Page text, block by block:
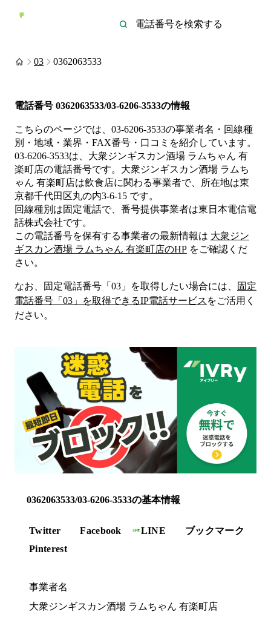
03 0362063533
電話番号 0362063533/03-6206-3533の情報
こちらのページでは、 03-6206-3533の事業者名・回線種
別・地域・業界・FAX番号・口コミを紹介しています。
03-6206-3533は、 大衆ジンギスカン酒場 ラムちゃん 有
楽町店の電話番号です。 大衆ジンギスカン酒場 ラムち
ゃん 有楽町店は飲食店に関わる事業者で、所在地は東
京都千代田区丸の内3-6-15 です。
回線種別は固定電話で、番号提供事業者は東日本電信電
話株式会社です。
この電話番号を保有する事業者の最新情報は 大衆ジン
ギスカン酒場 ラムちゃん 有楽町店のHP をご確認くだ
さい。
なお、固定電話番号「 03 」を取得したい場合には、
固定
電話番号「 03 」を取得できるIP電話サービス をご活用く
ださい。
0362063533/03-6206-3533の基本情報
Twitter Facebook LINE
ブックマーク
Pinterest
事業者名
大衆ジンギスカン酒場 ラムちゃん 有楽町店